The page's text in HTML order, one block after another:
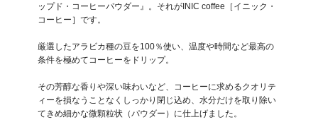
ップド・コーヒーパウダー』。それがINIC coffee［イニック・
コーヒー］です。
厳選したアラビカ種の豆を100％使い、温度や時間など最高の
条件を極めてコーヒーをドリップ。
その芳醇な香りや深い味わいなど、コーヒーに求めるクオリテ
ィーを損なうことなくしっかり閉じ込め、水分だけを取り除い
てきめ細かな微顆粒状（パウダー）に仕上げました。